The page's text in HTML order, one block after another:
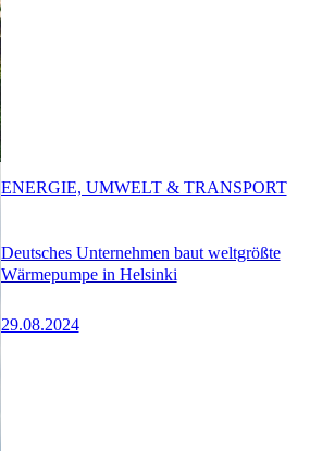
Deutsches Unternehmen baut weltgrößte
Wärmepumpe in Helsinki
29.08.2024
ENERGIE, UMWELT & TRANSPORT